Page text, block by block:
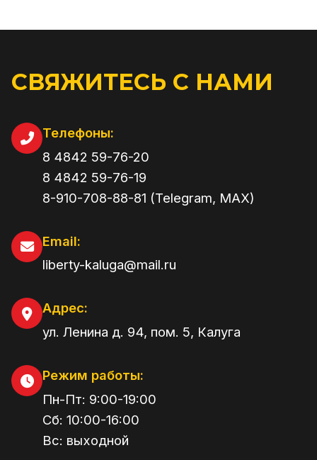
СВЯЖИТЕСЬ С НАМИ
Телефоны:
8 4842 59-76-20
8 4842 59-76-19
8-910-708-88-81 (Telegram, MAX)
Email:
liberty-kaluga@mail.ru
Адрес:
ул. Ленина д. 94, пом. 5, Калуга
Режим работы:
Пн-Пт: 9:00-19:00
Сб: 10:00-16:00
Вс: выходной